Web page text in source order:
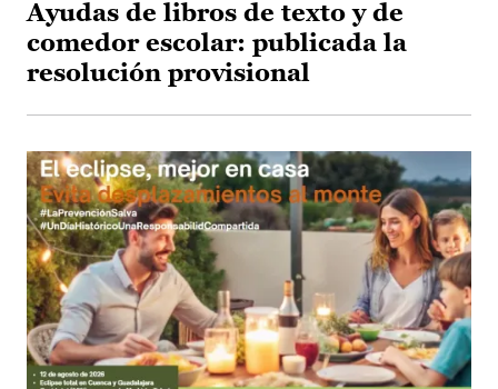
Ayudas de libros de texto y de
comedor escolar: publicada la
resolución provisional